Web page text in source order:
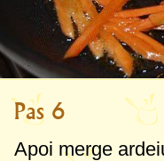
Pas 6
Apoi merge